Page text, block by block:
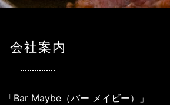
会社案内
「Bar Maybe（バー メイビー）」